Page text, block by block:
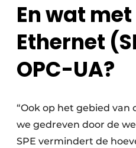
En wat
Ethernet
OPC-UA?
“Ook op het gebied
we gedreven door de
SPE vermindert de